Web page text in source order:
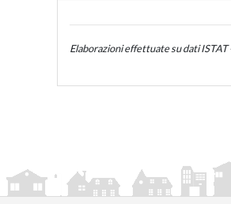
Elaborazioni effettuate su dati